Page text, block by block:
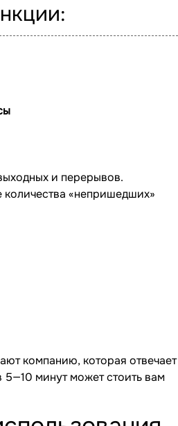
и перерывов.
«непришедших»
компанию, которая отвечает
минут может стоить вам